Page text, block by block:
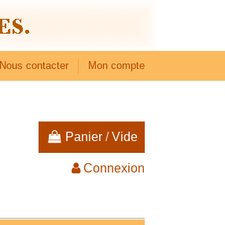
Nous contacter Mon compte
Panier /Vide
Connexion